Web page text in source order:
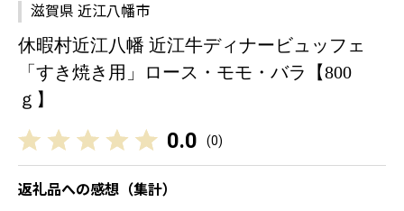
滋賀県 近江八幡市
休暇村近江八幡 近江牛ディナービュッフェ
「すき焼き用」ロース・モモ・バラ【800
ｇ】
0.0 (0)
返礼品への感想（集計）